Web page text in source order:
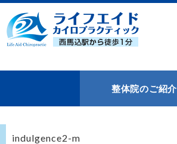
整体院のご紹介
indulgence2-m